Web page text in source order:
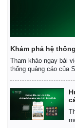
Khám phá hệ
Tham khảo ngay bài
thống quảng cáo của